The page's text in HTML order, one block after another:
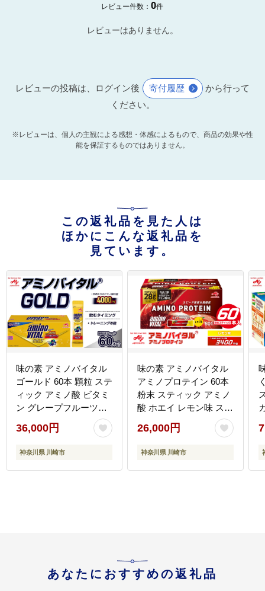
レビュー件数：0件
レビューはありません。
レビューの投稿は、ログイン後 寄付履歴
から行って
ください。
※レビューは、個人の主観による感想・体感によるもので、商品の効果や性
能を保証するものではありません。
この返礼品を見た人は
ほかにこんな返礼品を
見ています。
味の素 アミノバイタル
ゴールド 60本 顆粒 ステ
ィック アミノ酸 ビタミ
ン グレープフルーツ味
スピード吸収 運動 スポ
ーツ コンディショニン
グ リカバー アスリート
定番 おすすめ 神奈川県
36,000円
神奈川県 川崎市
味の素 アミノバイタル
アミノプロテイン 60本
粉末 スティック アミノ
酸 ホエイ レモン味 スピ
ード吸収 運動 スポーツ
コンディショニング リ
カバー カラダづくり 筋
運び 便利 おすすめ 神奈
26,000円
神奈川県 川崎市
あなたにおすすめの返礼品